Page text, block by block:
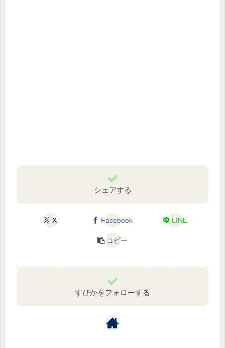
シェアする
X Facebook LINE
コピー
すぴかをフォローする